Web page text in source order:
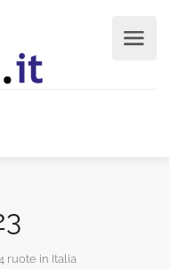
ruote in Italia